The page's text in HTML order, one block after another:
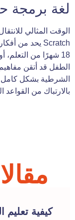
لغة برمجة
الوقت المثالي
18 شهرًا من
الطفل قد أتقن
الشرطية بشكل كامل
بالارتباك من القواعد
كيفية تعليم